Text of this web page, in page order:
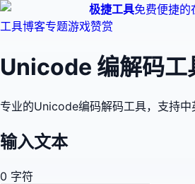
极捷工具免费便捷的
工具博客专题游戏赞赏
Unicode 编解码工
专业的Unicode编码解码工具，支持
输入文本
0 字符